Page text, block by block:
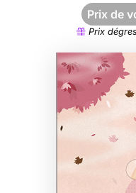
Prix de
Prix